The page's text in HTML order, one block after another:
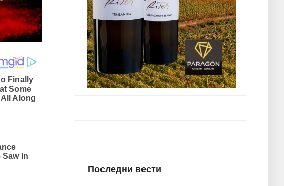
Последни вести